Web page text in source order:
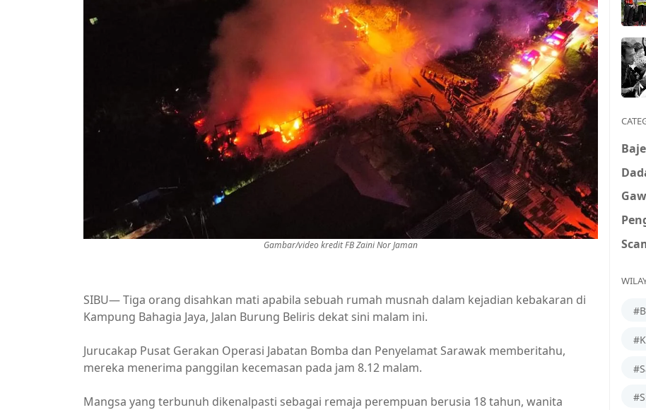
Gambar/video kredit FB Zaini Nor Jaman
SIBU— Tiga orang disahkan mati apabila sebuah rumah musnah dalam kejadian kebakaran di
Kampung Bahagia Jaya, Jalan Burung Beliris dekat sini malam ini.
Jurucakap Pusat Gerakan Operasi Jabatan Bomba dan Penyelamat Sarawak memberitahu,
mereka menerima panggilan kecemasan pada jam 8.12 malam.
Mangsa yang terbunuh dikenalpasti sebagai remaja perempuan berusia 18 tahun, wanita